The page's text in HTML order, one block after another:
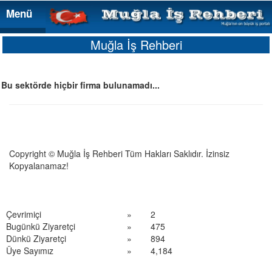
Menü
Menü
Muğla İş Rehberi
Bu sektörde hiçbir firma bulunamadı...
Copyright © Muğla İş Rehberi Tüm Hakları Saklıdır. İzinsiz
Kopyalanamaz!
Çevrimiçi »
2
Bugünkü Ziyaretçi
»
475
Dünkü Ziyaretçi
»
894
Üye Sayımız
» 4,184